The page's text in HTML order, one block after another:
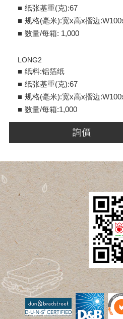
纸张基重(克):67
规格(毫米):宽x高x摺边
数量/每箱: 1,000
LONG2
纸料:铝箔纸
纸张基重(克):67
规格(毫米):宽x高x摺边
数量/每箱:1,000
詢價